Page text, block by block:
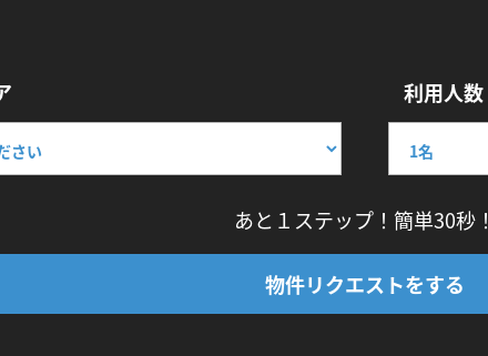
利用人数
あと１ステップ！簡単30秒！
物件リクエストをする